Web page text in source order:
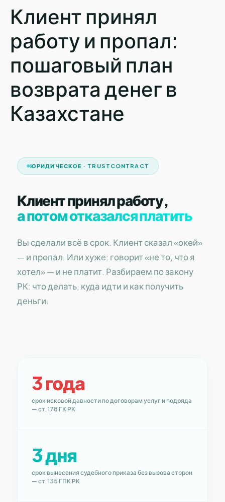
Клиент принял
работу и пропал:
пошаговый план
возврата денег в
Казахстане
ЮРИДИЧЕСКОЕ · TRUSTCONTRACT
Клиент принял работу,
а потом отказался платить
Вы сделали всё в срок. Клиент сказал «окей»
— и пропал. Или хуже: говорит «не то, что я
хотел» — и не платит. Разбираем по закону
РК: что делать, куда идти и как получить
деньги.
3 года
срок исковой давности по договорам услуг и подряда
— ст. 178 ГК РК
3 дня
срок вынесения судебного приказа без вызова сторон
— ст. 135 ГПК РК